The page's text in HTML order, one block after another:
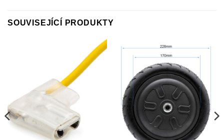
SOUVISEJÍCÍ PRODUKTY